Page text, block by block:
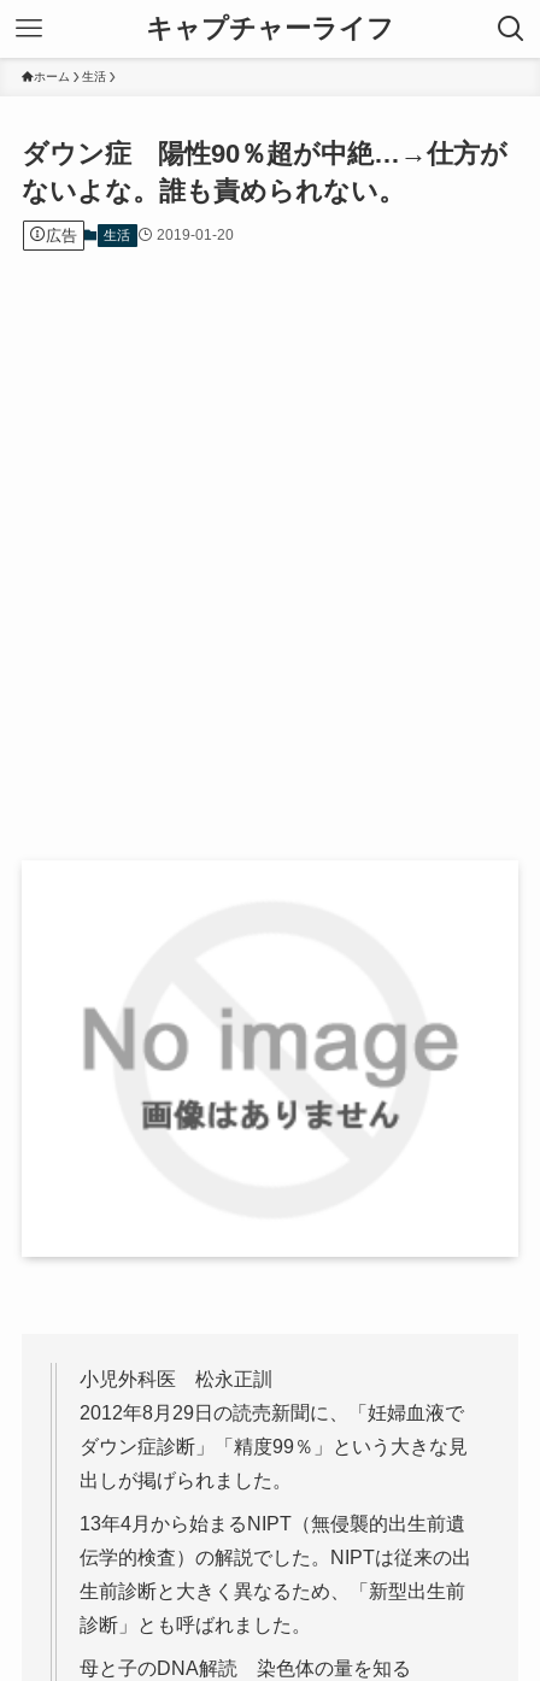
キャプチャーライフ
ホーム 生活
ダウン症 陽性90％超が中絶…→仕方が
ないよな。誰も責められない。
広告 生活 2019-01-20
小児外科医 松永正訓
2012年8月29日の読売新聞に、「妊婦血液で
ダウン症診断」「精度99％」という大きな見
出しが掲げられました。
13年4月から始まるNIPT（無侵襲的出生前遺
伝学的検査）の解説でした。NIPTは従来の出
生前診断と大きく異なるため、「新型出生前
診断」とも呼ばれました。
母と子のDNA解読 染色体の量を知る